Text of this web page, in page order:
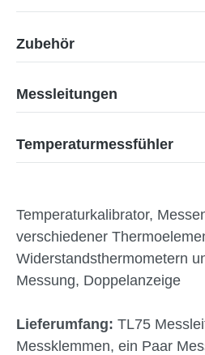
Zubehör
Messleitungen
Temperaturmessfühler
Temperaturkalibrator,
verschiedener
Widerstandsthermometern
Messung, Doppelanzeige
Lieferumfang: TL75
Messklemmen, ein Paar